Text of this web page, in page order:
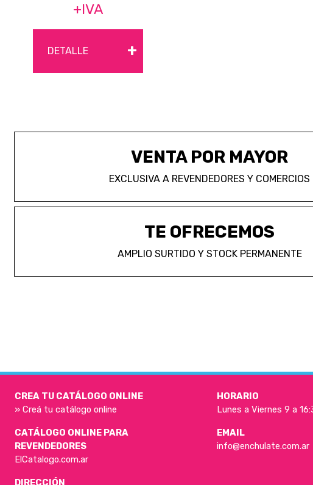
+IVA
DETALLE +
VENTA POR MAYOR
EXCLUSIVA A REVENDEDORES Y COMERCIOS
TE OFRECEMOS
AMPLIO SURTIDO Y STOCK PERMANENTE
CREA TU CATÁLOGO ONLINE
» Creá tu catálogo online
CATÁLOGO ONLINE PARA
REVENDEDORES
ElCatalogo.com.ar
DIRECCIÓN
HORARIO
Lunes a Viernes 9 a
EMAIL
info@enchulate.com.ar